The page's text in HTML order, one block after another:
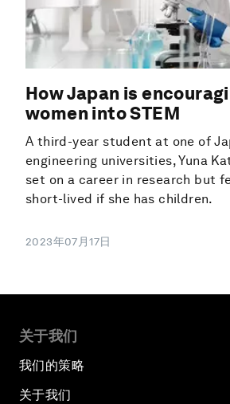
How Japan is
women into STEM
A third-year student at one of
engineering universities, Yuna
set on a career in research but
short-lived if she has children.
2023年07月17日
关于我们
我们的策略
关于我们